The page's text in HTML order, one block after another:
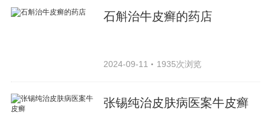
石斛治牛皮癣的药店
2024-09-11 1935次浏览
张锡纯治皮肤病医案牛皮癣